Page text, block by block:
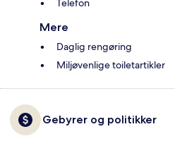
Telefon
Mere
Daglig rengøring
Miljøvenlige toiletartikler
Gebyrer og politikker